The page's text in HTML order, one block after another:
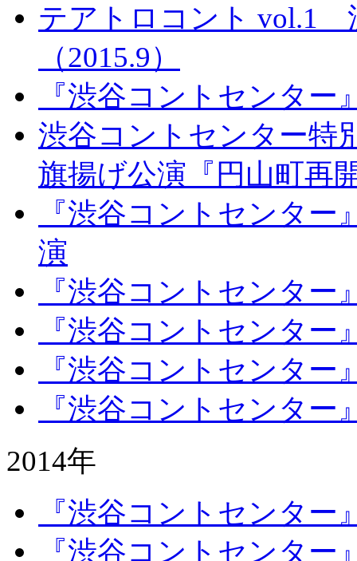
テアトロコント vol.1
（2015.9）
『渋谷コントセンター
渋谷コントセンター
旗揚げ公演『円山町再
『渋谷コントセンター
演
『渋谷コントセンター
『渋谷コントセンター
『渋谷コントセンター
『渋谷コントセンター
2014年
『渋谷コントセンター
『渋谷コントセンター